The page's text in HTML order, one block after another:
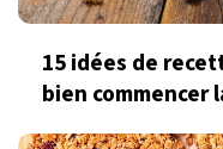
15 idées de
bien commencer